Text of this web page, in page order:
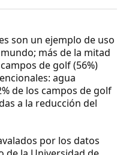
son un ejemplo de uso
más de la mitad
de golf (56%)
agua
de los campos de golf
a la reducción del
por los datos